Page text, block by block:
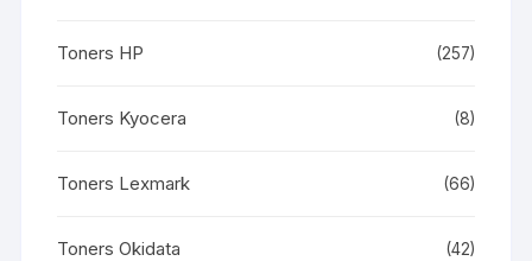
Toners HP (257)
Toners Kyocera (8)
Toners Lexmark (66)
Toners Okidata (42)